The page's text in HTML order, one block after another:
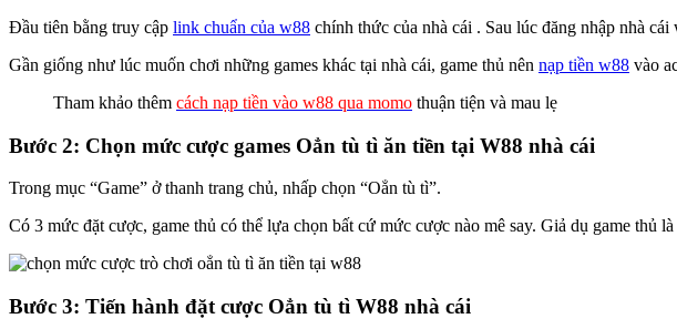
Đầu tiên bằng truy cập link chuẩn của w88 chính thức của nhà cái . Sau lúc đăng nhập nhà
Gần giống như lúc muốn chơi những games khác tại nhà cái, game thủ nên nạp tiền w88 vào
Tham khảo thêm cách nạp tiền vào w88 qua momo thuận tiện và mau lẹ
Bước 2: Chọn mức cược games Oẳn tù tì ăn tiền tại W88 nhà cái
Trong mục “Game” ở thanh trang chủ, nhấp chọn “Oẳn tù tì”.
Có 3 mức đặt cược, game thủ có thể lựa chọn bất cứ mức cược nào mê say. Giả dụ game
Bước 3: Tiến hành đặt cược Oẳn tù tì W88 nhà cái